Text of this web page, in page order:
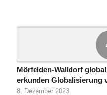
Mörfelden-Walldorf
erkunden Globalisierung
8. Dezember 2023